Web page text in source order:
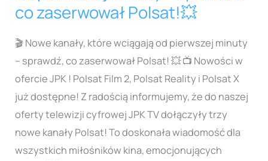
co zaserwował Polsat!💥
🎬 Nowe kanały, które wciągają od pierwszej minuty
– sprawdź, co zaserwował Polsat! 💥 📺 Nowości w
ofercie JPK ! Polsat Film 2, Polsat Reality i Polsat X
już dostępne! Z radością informujemy, że do naszej
oferty telewizji cyfrowej JPK TV dołączyły trzy
nowe kanały Polsat! To doskonała wiadomość dla
wszystkich miłośników kina, emocjonujących